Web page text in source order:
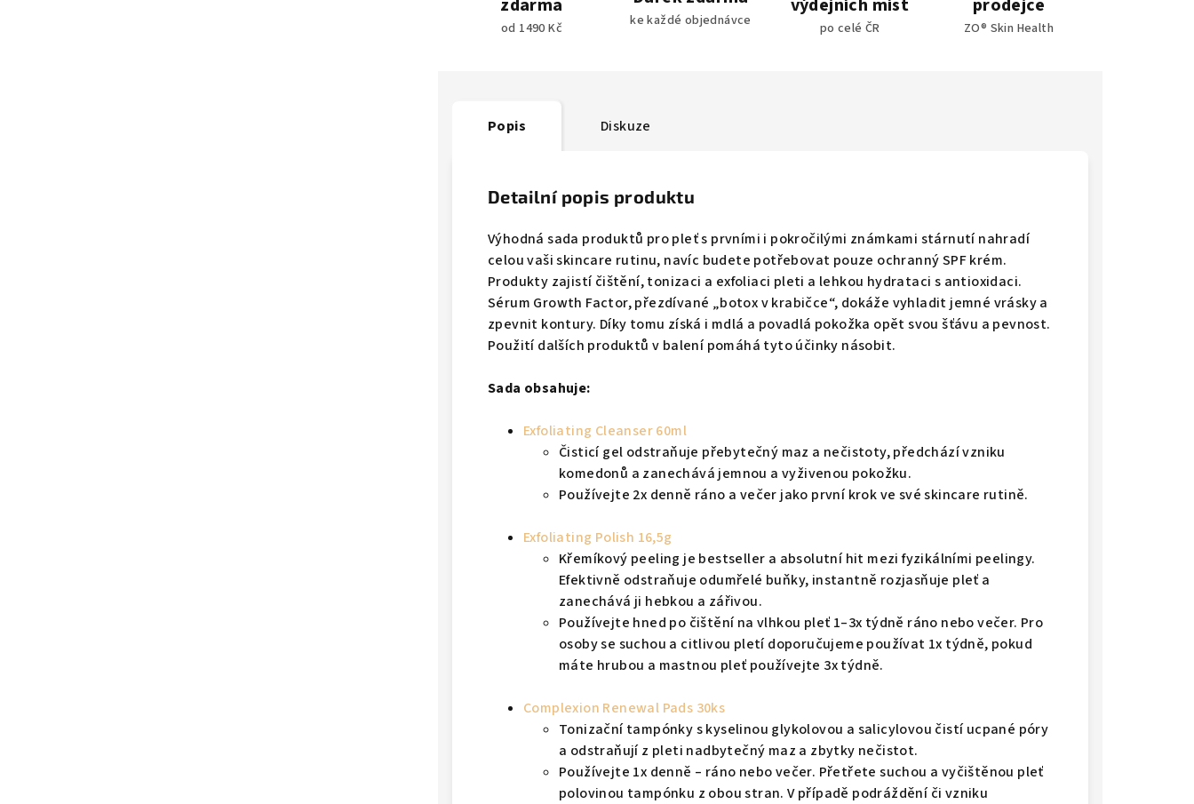
zdarma
od 1490 Kč ke každé objednávce
výdejních míst
po celé ČR
prodejce
ZO® Skin Health
Popis Diskuze
Detailní popis produktu
Výhodná sada produktů pro pleť s prvními i pokročilými známkami stárnutí nahradí
celou vaši skincare rutinu, navíc budete potřebovat pouze ochranný SPF krém.
Produkty zajistí čištění, tonizaci a exfoliaci pleti a lehkou hydrataci s antioxidaci.
Sérum Growth Factor, přezdívané „botox v krabičce“, dokáže vyhladit jemné vrásky a
zpevnit kontury. Díky tomu získá i mdlá a povadlá pokožka opět svou šťávu a pevnost.
Použití dalších produktů v balení pomáhá tyto účinky násobit.
Sada obsahuje:
Exfoliating Cleanser 60ml
Čisticí gel odstraňuje přebytečný maz a nečistoty, předchází vzniku
komedonů a zanechává jemnou a vyživenou pokožku.
Používejte 2x denně ráno a večer jako první krok ve své skincare rutině.
Exfoliating Polish 16,5g
Křemíkový peeling je bestseller a absolutní hit mezi fyzikálními peelingy.
Efektivně odstraňuje odumřelé buňky, instantně rozjasňuje pleť a
zanechává ji hebkou a zářivou.
Používejte hned po čištění na vlhkou pleť 1–3x týdně ráno nebo večer. Pro
osoby se suchou a citlivou pletí doporučujeme používat 1x týdně, pokud
máte hrubou a mastnou pleť používejte 3x týdně.
Complexion Renewal Pads 30ks
Tonizační tampónky s kyselinou glykolovou a salicylovou čistí ucpané póry
a odstraňují z pleti nadbytečný maz a zbytky nečistot.
Používejte 1x denně – ráno nebo večer. Přetřete suchou a vyčištěnou pleť
polovinou tampónku z obou stran. V případě podráždění či vzniku